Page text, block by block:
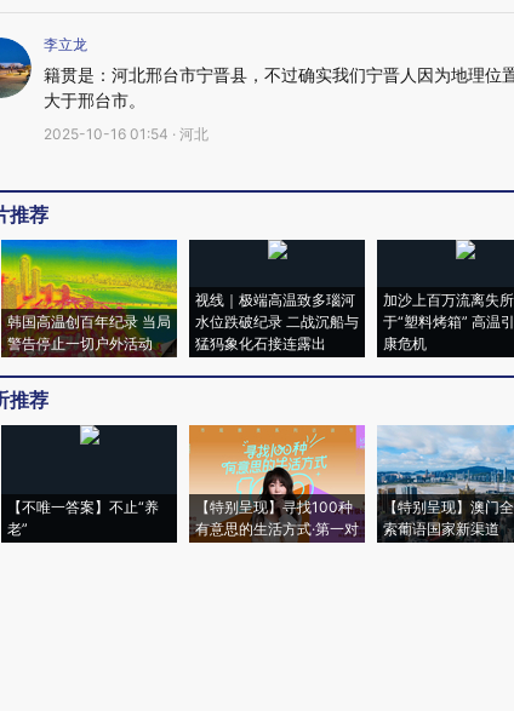
李立龙
籍贯是：河北邢台市宁晋县，不过确实我们宁晋人因为地理位
大于邢台市。
2025-10-16 01:54 · 河北
推荐
韩国高温创百年纪录 当局
警告停止一切户外活动
视线｜极端高温致多瑙河
水位跌破纪录 二战沉船与
猛犸象化石接连露出
加沙上百万流离失
于“塑料烤箱” 高温
康危机
推荐
【不唯一答案】不止“养
老”
【特别呈现】寻找100种
有意思的生活方式·第一对
【特别呈现】澳门
索葡语国家新渠道